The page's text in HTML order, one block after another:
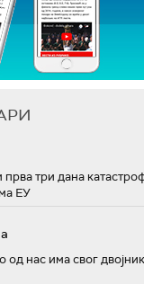
три дана
ЕУ
од нас има свог